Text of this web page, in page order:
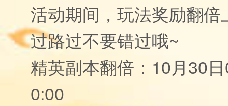
活动期间，玩法奖励翻
过路过不要错过哦~
精英副本翻倍：10月30
0:00